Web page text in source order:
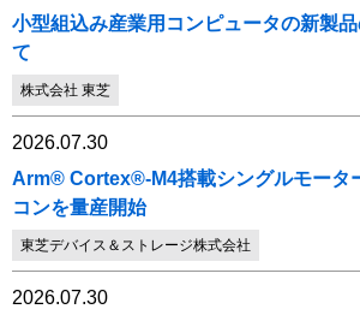
小型組込み産業用コンピュータの新製
て
株式会社 東芝
2026.07.30
Arm® Cortex®-M4搭載シングルモータ
コンを量産開始
東芝デバイス＆ストレージ株式会社
2026.07.30